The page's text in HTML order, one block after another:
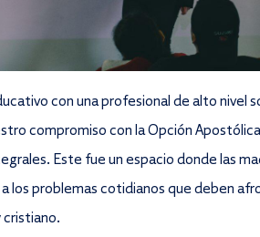
con una profesional de alto nivel
compromiso con la Opción
Este fue un espacio donde las
los problemas cotidianos que deben
cristiano.